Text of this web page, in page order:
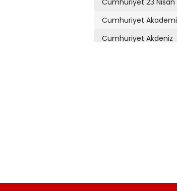
Cumhuriyet 23 Nisan
Cumhuriyet Akademi
Cumhuriyet Akdeniz
Cumhuriyet Çevre